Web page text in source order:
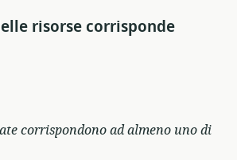
risorse corrisponde
corrispondono ad almeno uno di